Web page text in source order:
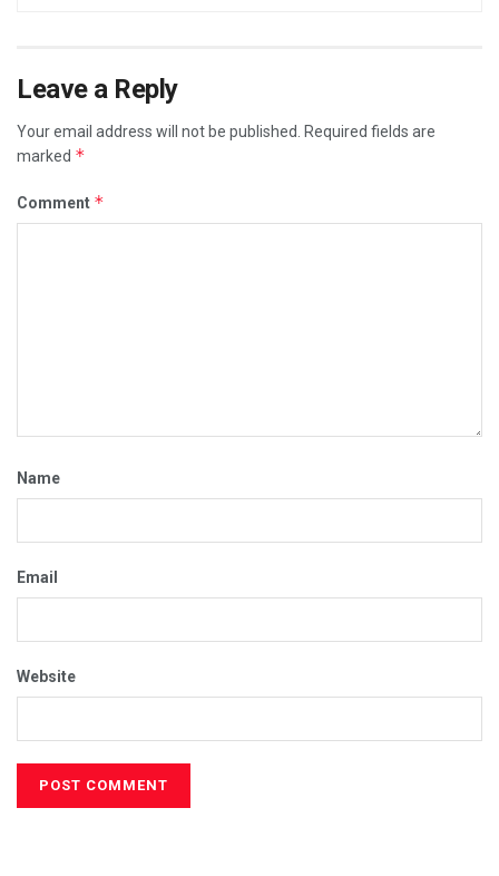
Leave a Reply
Your email address will not be published.
Required fields are
marked *
Comment *
Name
Email
Website